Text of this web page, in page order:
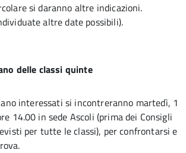
si daranno altre indicazioni.
altre date possibili).
delle classi quinte
interessati si incontreranno martedì, 1
14.00 in sede Ascoli (prima dei Consigli
per tutte le classi), per confrontarsi e